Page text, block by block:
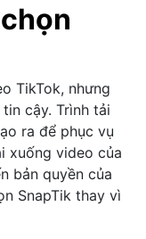
TikTok, nhưng
cậy. Trình tải
ra để phục vụ
xuống video của
bản quyền của
SnapTik thay vì